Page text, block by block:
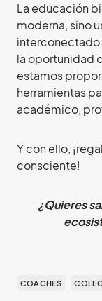
La educación
moderna, sino
interconectado
la oportunidad
estamos
herramientas
académico,
Y con ello,
consciente!
¿Quieres
COACHES